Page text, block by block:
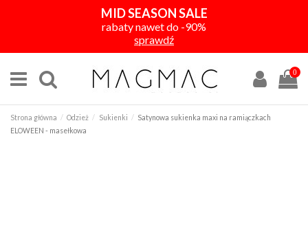
MID SEASON SALE
rabaty nawet do -90%
sprawdź
0
Strona główna Odzież Sukienki
Satynowa sukienka maxi na ramiączkach
ELOWEEN - masełkowa